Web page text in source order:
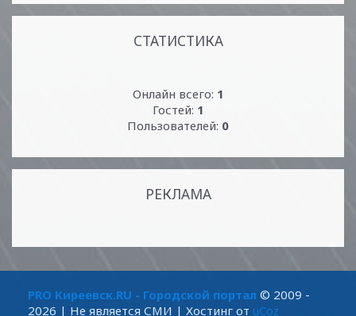
СТАТИСТИКА
Онлайн всего: 1
Гостей: 1
Пользователей: 0
РЕКЛАМА
PRO Киреевск.RU - Городской портал © 2009 -
2026 | Не является СМИ | Хостинг от uCoz